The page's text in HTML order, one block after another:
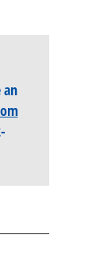
an